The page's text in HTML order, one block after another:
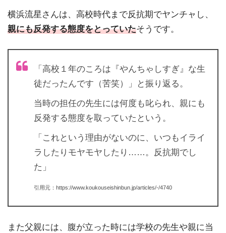
横浜流星さんは、高校時代まで反抗期でヤンチャし、
親にも反発する態度をとっていたそうです。
「高校１年のころは『やんちゃしすぎ』な生
徒だったんです（苦笑）」と振り返る。
当時の担任の先生には何度も叱られ、親にも
反発する態度を取っていたという。
「これという理由がないのに、いつもイライ
ラしたりモヤモヤしたり……。反抗期でし
た」
引用元：https://www.koukouseishinbun.jp/articles/-/4740
また父親には、腹が立った時には学校の先生や親に当